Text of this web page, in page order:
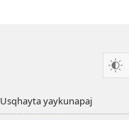
Usqhayta yaykunapaj